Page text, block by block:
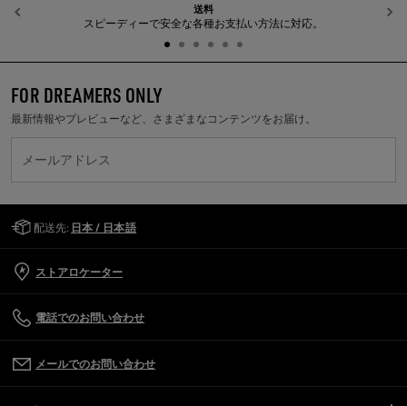
送料
スピーディーで安全な各種お支払い方法に対応。
前へ
FOR DREAMERS ONLY
最新情報やプレビューなど、さまざまなコンテンツをお届け。
メールアドレス
配送先: 日本 / 日本語
ストアロケーター
電話でのお問い合わせ
メールでのお問い合わせ